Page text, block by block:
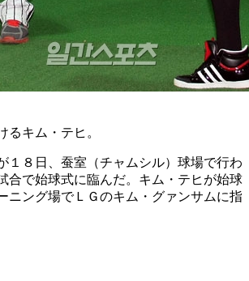
るキム・テヒ。
１８日、蚕室（チャムシル）球場で行わ
合で始球式に臨んだ。キム・テヒが始球
ニング場でＬＧのキム・グァンサムに指